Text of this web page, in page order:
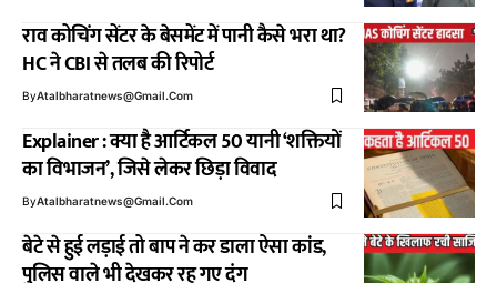
राव कोचिंग सेंटर के बेसमेंट में पानी कैसे भरा था?
HC ने CBI से तलब की रिपोर्ट
ByAtalbharatnews@gmail.com
Explainer : क्या है आर्टिकल 50 यानी ‘शक्तियों
का विभाजन’, जिसे लेकर छिड़ा विवाद
ByAtalbharatnews@gmail.com
बेटे से हुई लड़ाई तो बाप ने कर डाला ऐसा कांड,
पुलिस वाले भी देखकर रह गए दंग